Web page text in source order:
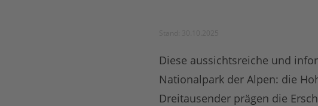
Diese aussichtsreiche und
Nationalpark der Alpen: die
Dreitausender prägen die